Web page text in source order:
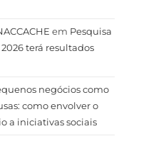
em Pesquisa
terá resultados
negócios como
como envolver o
a iniciativas sociais